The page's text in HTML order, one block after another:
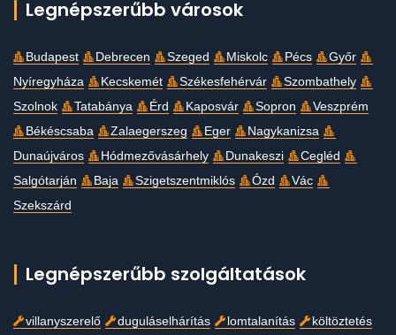
Legnépszerűbb városok
Budapest Debrecen Szeged Miskolc Pécs
Győr
Nyíregyháza
Kecskemét Székesfehérvár
Szombathely
Szolnok
Tatabánya Érd Kaposvár Sopron
Veszprém
Békéscsaba
Zalaegerszeg Eger
Nagykanizsa
Dunaújváros
Hódmezővásárhely Dunakeszi
Cegléd
Salgótarján
Baja Szigetszentmiklós Ózd
Vác
Szekszárd
Legnépszerűbb szolgáltatások
villanyszerelő duguláselhárítás lomtalanítás
költöztetés